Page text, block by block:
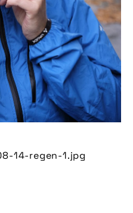
14-regen-1.jpg